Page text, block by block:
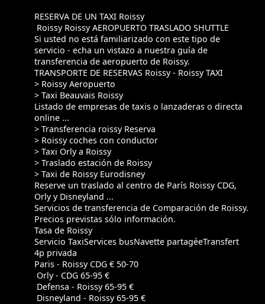
RESERVA DE UN TAXI Roissy
Roissy Roissy AEROPUERTO TRASLADO SHUTTLE
Si usted no está familiarizado con este tipo de
servicio - echa un vistazo a nuestra guía de
transferencia de aeropuerto de Roissy.
TRANSPORTE DE RESERVAS Roissy - Roissy TAXI
> Roissy Aeropuerto
> Taxi Beauvais Roissy
Listado de empresas de taxis o lanzaderas o directa
online ...
> Transferencia roissy Reserva
> Roissy coches con conductor
> Taxi Orly a Roissy
> Traslado estación de Roissy
> Taxi de Roissy Eurodisney
Reserve un traslado al centro de París Roissy CDG,
Orly y Disneyland ...
Servicios de transferencia de Comparación de Roissy.
Precios previstas sólo información.
Tasa de Roissy
Servicio TaxiServices busNavette partagéeTransfert
4p privada
Paris - Roissy CDG € 50-70
Orly - CDG 65-95 €
Defensa - Roissy 65-95 €
Disneyland - Roissy 65-95 €